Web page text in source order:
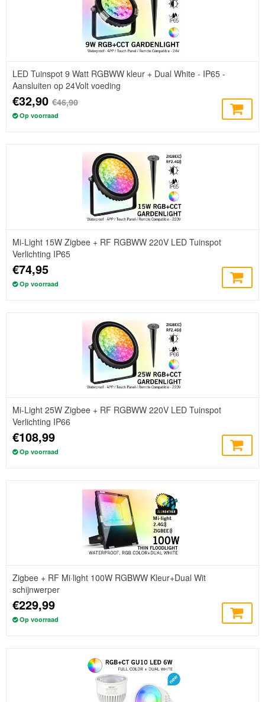
LED Tuinspot 9 Watt RGBWW kleur + Dual White - IP65 -
Aansluiten op 24Volt voeding
€32,90 €46,90
Op voorraad
Mi-Light 15W Zigbee + RF RGBWW 220V LED Tuinspot
Verlichting IP65
€74,95
Op voorraad
Mi-Light 25W Zigbee + RF RGBWW 220V LED Tuinspot
Verlichting IP66
€108,99
Op voorraad
Zigbee + RF Mi·light 100W RGBWW Kleur+Dual Wit
schijnwerper
€229,99
Op voorraad